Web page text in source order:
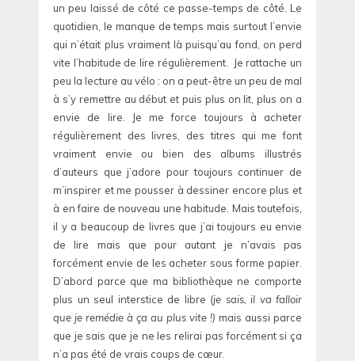
un peu laissé de côté ce passe-temps de côté. Le
quotidien, le manque de temps mais surtout l’envie
qui n’était plus vraiment là puisqu’au fond, on perd
vite l’habitude de lire régulièrement. Je rattache un
peu la lecture au vélo : on a peut-être un peu de mal
à s’y remettre au début et puis plus on lit, plus on a
envie de lire. Je me force toujours à acheter
régulièrement des livres, des titres qui me font
vraiment envie ou bien des albums illustrés
d’auteurs que j’adore pour toujours continuer de
m’inspirer et me pousser à dessiner encore plus et
à en faire de nouveau une habitude. Mais toutefois,
il y a beaucoup de livres que j’ai toujours eu envie
de lire mais que pour autant je n’avais pas
forcément envie de les acheter sous forme papier.
D’abord parce que ma bibliothèque ne comporte
plus un seul interstice de libre (je sais, il va falloir
que je remédie à ça au plus vite !) mais aussi parce
que je sais que je ne les relirai pas forcément si ça
n’a pas été de vrais coups de cœur.